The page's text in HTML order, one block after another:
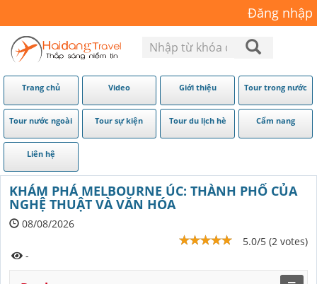
Đăng nhập
Trang chủ Video Giới thiệu Tour trong nước
Tour nước ngoài Tour sự kiện Tour du lịch hè Cẩm nang
Liên hệ
KHÁM PHÁ MELBOURNE ÚC: THÀNH PHỐ CỦA
NGHỆ THUẬT VÀ VĂN HÓA
08/08/2026
5.0/5 (2 votes)
-